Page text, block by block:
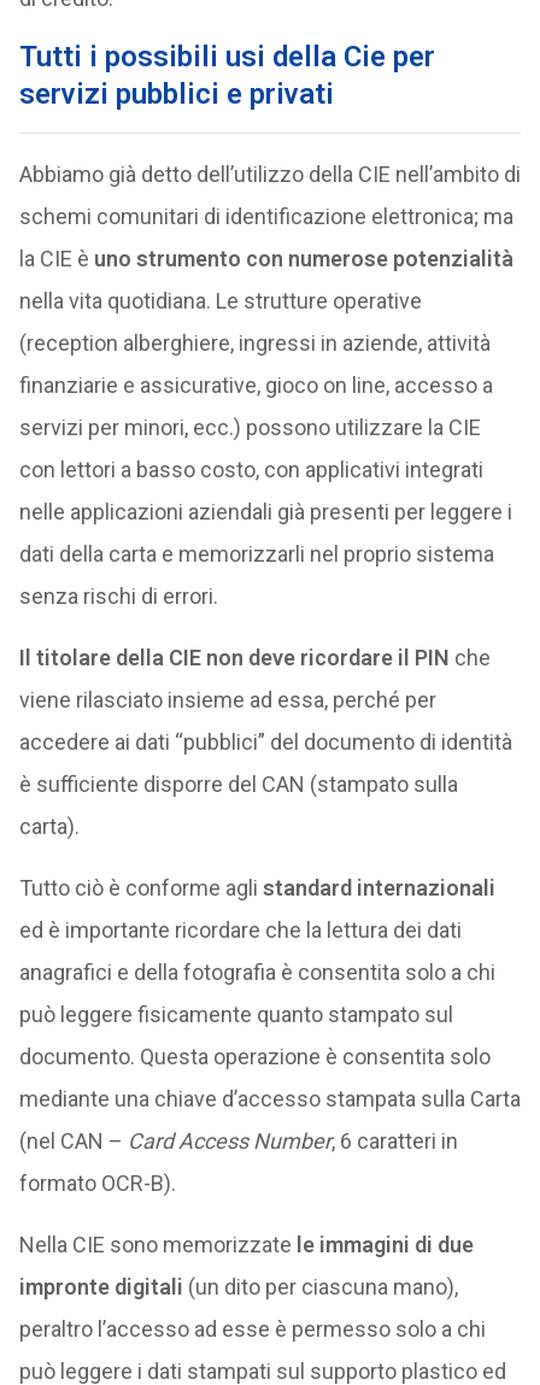
Tutti i possibili usi della Cie per
servizi pubblici e privati
Abbiamo già detto dell’utilizzo della CIE nell’ambito di
schemi comunitari di identificazione elettronica; ma
la CIE è uno strumento con numerose potenzialità
nella vita quotidiana. Le strutture operative
(reception alberghiere, ingressi in aziende, attività
finanziarie e assicurative, gioco on line, accesso a
servizi per minori, ecc.) possono utilizzare la CIE
con lettori a basso costo, con applicativi integrati
nelle applicazioni aziendali già presenti per leggere i
dati della carta e memorizzarli nel proprio sistema
senza rischi di errori.
Il titolare della CIE non deve ricordare il PIN che
viene rilasciato insieme ad essa, perché per
accedere ai dati “pubblici” del documento di identità
è sufficiente disporre del CAN (stampato sulla
carta).
Tutto ciò è conforme agli standard internazionali
ed è importante ricordare che la lettura dei dati
anagrafici e della fotografia è consentita solo a chi
può leggere fisicamente quanto stampato sul
documento. Questa operazione è consentita solo
mediante una chiave d’accesso stampata sulla Carta
(nel CAN – Card Access Number, 6 caratteri in
formato OCR-B).
Nella CIE sono memorizzate le immagini di due
impronte digitali (un dito per ciascuna mano),
peraltro l’accesso ad esse è permesso solo a chi
può leggere i dati stampati sul supporto plastico ed